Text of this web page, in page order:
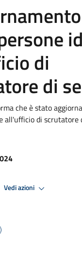
di
di
che è stato
all'ufficio di scrutatore
Vedi azioni